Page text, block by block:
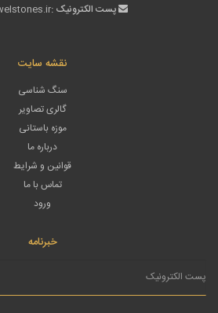
پست الکترونیک :
نقشه سایت
سنگ شناسی
گالری تصاویر
موزه باستانی
درباره ما
قوانین و شرایط
تماس با ما
ورود
خبرنامه